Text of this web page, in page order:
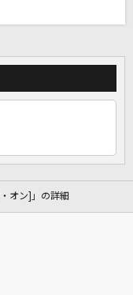
も！
オン]」の詳細